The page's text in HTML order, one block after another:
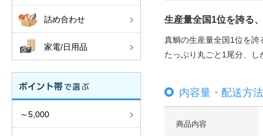
生産量全国1位を誇る
真鯛の生産量全国1位を
たっぷり丸ごと1尾分、
内容量・配送方
商品内容
詰め合わせ
家電/日用品
～5,000